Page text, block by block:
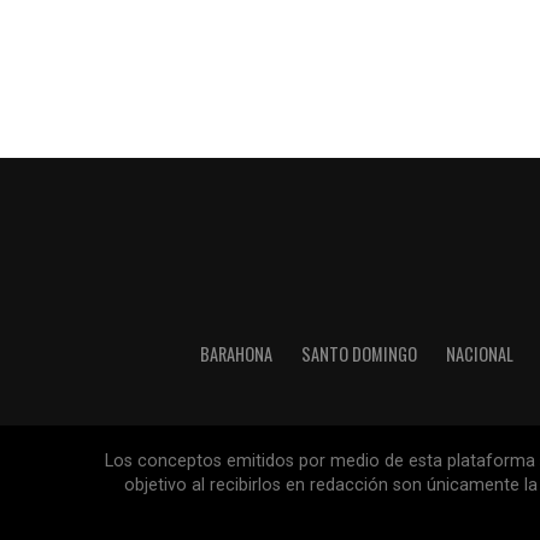
BARAHONA SANTO DOMINGO NACIONAL
Los conceptos emitidos por medio de esta plataforma
objetivo al recibirlos en redacción son únicamente la